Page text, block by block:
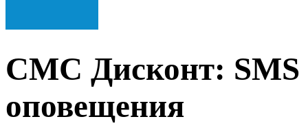
СМС Дисконт:
оповещения